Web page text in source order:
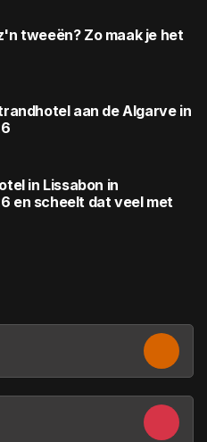
tweeën? Zo maak je het
aan de Algarve in
in Lissabon in
en scheelt dat veel met